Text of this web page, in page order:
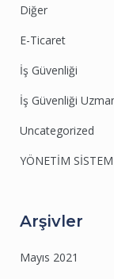
Diğer
E-Ticaret
İş Güvenliği
İş Güvenliği
Uncategorized
YÖNETİM
Arşivler
Mayıs 2021